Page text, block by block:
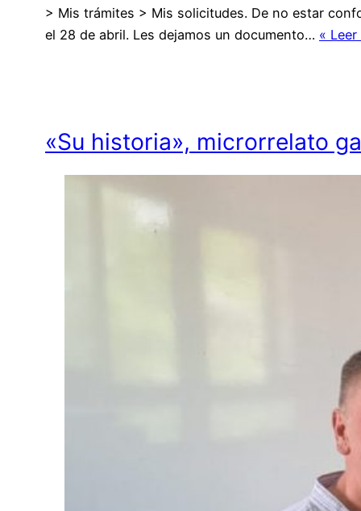
> Mis trámites > Mis solicitudes. De no estar
el 28 de abril. Les dejamos un documento… «
«Su historia», microrrelato